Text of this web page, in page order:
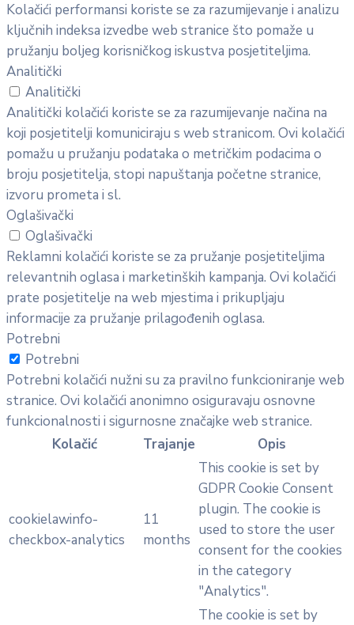
Kolačići performansi koriste se za razumijevanje i analizu
ključnih indeksa izvedbe web stranice što pomaže u
pružanju boljeg korisničkog iskustva posjetiteljima.
Analitički
Analitički
Analitički kolačići koriste se za razumijevanje načina na
koji posjetitelji komuniciraju s web stranicom. Ovi kolačići
pomažu u pružanju podataka o metričkim podacima o
broju posjetitelja, stopi napuštanja početne stranice,
izvoru prometa i sl.
Oglašivački
Oglašivački
Reklamni kolačići koriste se za pružanje posjetiteljima
relevantnih oglasa i marketinških kampanja. Ovi kolačići
prate posjetitelje na web mjestima i prikupljaju
informacije za pružanje prilagođenih oglasa.
Potrebni
Potrebni
Potrebni kolačići nužni su za pravilno funkcioniranje web
stranice. Ovi kolačići anonimno osiguravaju osnovne
funkcionalnosti i sigurnosne značajke web stranice.
Kolačić
Trajanje Opis
cookielawinfo-
checkbox-analytics
11
months
This cookie is set by
GDPR Cookie Consent
plugin. The cookie is
used to store the user
consent for the cookies
in the category
"Analytics".
The cookie is set by